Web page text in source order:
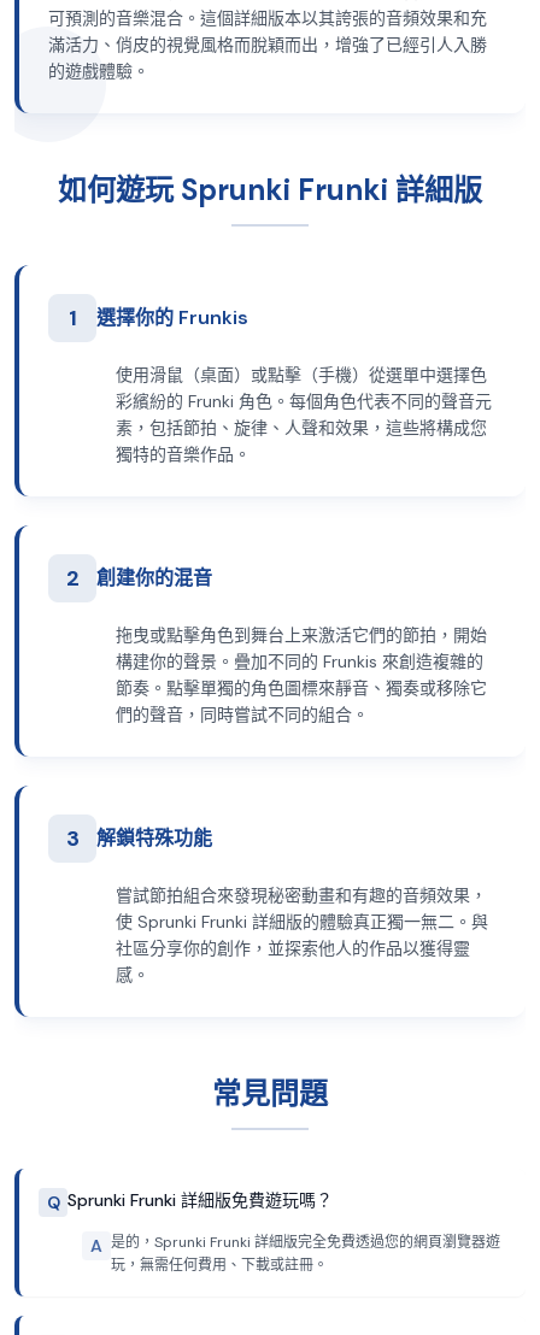
可預測的音樂混合。這個詳細版本以其誇張的音頻效果和充
滿活力、俏皮的視覺風格而脫穎而出，增強了已經引人入勝
的遊戲體驗。
如何遊玩 Sprunki Frunki 詳細版
1 選擇你的 Frunkis
使用滑鼠（桌面）或點擊（手機）從選單中選擇色
彩繽紛的 Frunki 角色。每個角色代表不同的聲音元
素，包括節拍、旋律、人聲和效果，這些將構成您
獨特的音樂作品。
2 創建你的混音
拖曳或點擊角色到舞台上来激活它們的節拍，開始
構建你的聲景。疊加不同的 Frunkis 來創造複雜的
節奏。點擊單獨的角色圖標來靜音、獨奏或移除它
們的聲音，同時嘗試不同的組合。
3 解鎖特殊功能
嘗試節拍組合來發現秘密動畫和有趣的音頻效果，
使 Sprunki Frunki 詳細版的體驗真正獨一無二。與
社區分享你的創作，並探索他人的作品以獲得靈
感。
常見問題
Q Sprunki Frunki 詳細版免費遊玩嗎？
A 是的，Sprunki Frunki 詳細版完全免費透過您的網頁瀏覽器遊
玩，無需任何費用、下載或註冊。